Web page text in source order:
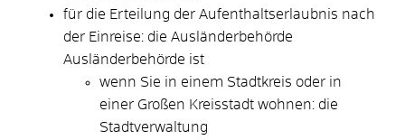
für die Erteilung der Aufenthaltserlaubnis nach
der Einreise: die Ausländerbehörde
Ausländerbehörde ist
wenn Sie in einem Stadtkreis oder in
einer Großen Kreisstadt wohnen: die
Stadtverwaltung